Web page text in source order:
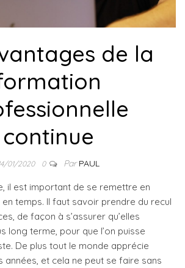
de la
continue
01/2020 0 ParPAUL
il est important de se remettre en
temps. Il faut savoir prendre du recul
de façon à s’assurer qu’elles
long terme, pour que l’on puisse
De plus tout le monde apprécie
années, et cela ne peut se faire sans